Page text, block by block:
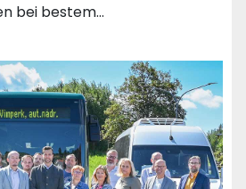
bei bestem…